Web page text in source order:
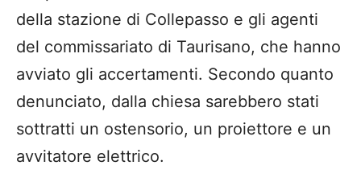
della stazione di Collepasso e gli agenti
del commissariato di Taurisano, che hanno
avviato gli accertamenti. Secondo quanto
denunciato, dalla chiesa sarebbero stati
sottratti un ostensorio, un proiettore e un
avvitatore elettrico.